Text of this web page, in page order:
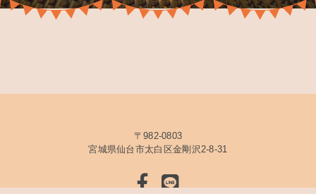
〒982-0803
宮城県仙台市太白区金剛沢2-8-31